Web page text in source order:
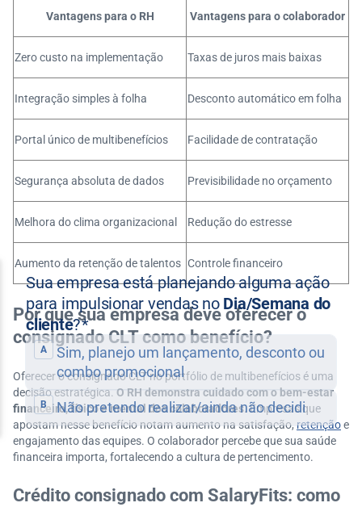
Vantagens para o RH Vantagens para o colaborador
Zero custo na implementação Taxas de juros mais baixas
Integração simples à folha Desconto automático em folha
Portal único de multibenefícios Facilidade de contratação
Segurança absoluta de dados Previsibilidade no orçamento
Melhora do clima organizacional Redução do estresse
Aumento da retenção de talentos Controle financeiro
Por que sua empresa deve oferecer o
consignado CLT como benefício?
Oferecer o consignado CLT no portfólio de multibenefícios é uma
decisão estratégica. O RH demonstra cuidado com o bem-estar
financeiro, físico e mental dos colaboradores. Empresas que
apostam nesse benefício notam aumento na satisfação, retençãoe
engajamento das equipes. O colaborador percebe que sua saúde
financeira importa, fortalecendo a cultura de pertencimento.
Crédito consignado com SalaryFits: como